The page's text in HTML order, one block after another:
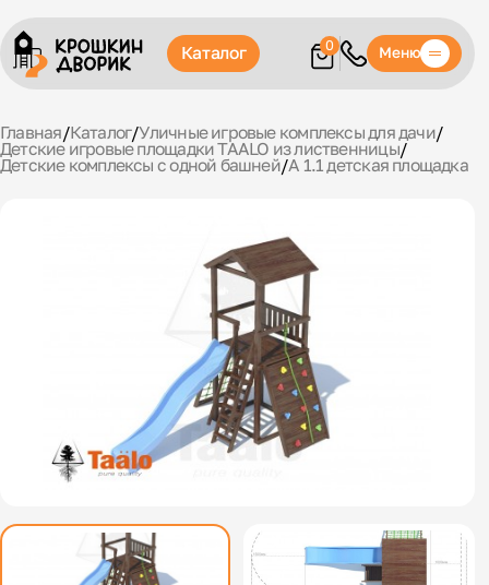
Каталог 0 Меню
Главная/Каталог/Уличные игровые комплексы для дачи/
Детские игровые площадки TAALO из лиственницы/
Детские комплексы с одной башней/A 1.1 детская площадка